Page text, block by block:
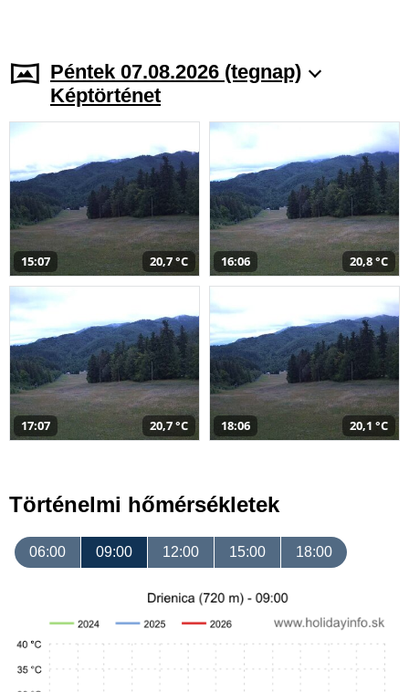
Péntek 07.08.2026 (tegnap)
Képtörténet
15:07 20,7 °C 16:06 20,8 °C
17:07 20,7 °C 18:06 20,1 °C
Történelmi hőmérsékletek
06:00 09:00 12:00 15:00 18:00